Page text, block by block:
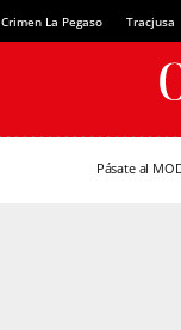
Crimen La Pegaso Tracjusa
Pásate al